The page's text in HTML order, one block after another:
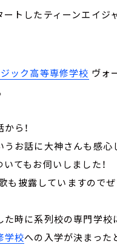
トしたティーンエイジャ
ック高等専修学校 ヴォ
ら！
お話に大神さんも感心
てもお伺いしました！
披露していますのでぜ
時に系列校の専門学
学校への入学が決まった